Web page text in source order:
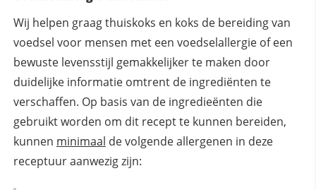
Wij helpen graag thuiskoks en koks de bereiding van
voedsel voor mensen met een voedselallergie of een
bewuste levensstijl gemakkelijker te maken door
duidelijke informatie omtrent de ingrediënten te
verschaffen. Op basis van de ingredieënten die
gebruikt worden om dit recept te kunnen bereiden,
kunnen minimaal de volgende allergenen in deze
receptuur aanwezig zijn: